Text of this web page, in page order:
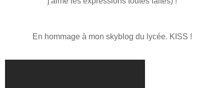
En hommage à mon skyblog du lycée. KISS !